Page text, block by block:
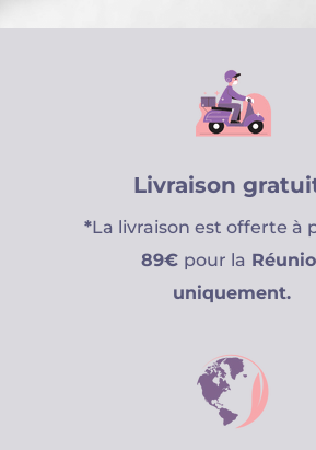
Livraison
*La livraison est offerte à
89€ pour la
uniquement.